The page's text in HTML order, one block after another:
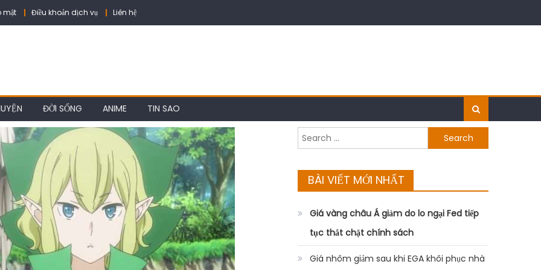
mật Điều khoản dịch vụ Liên hệ
ĐỜI SỐNG ANIME TIN SAO
Search
for:
BÀI VIẾT MỚI NHẤT
Giá vàng châu Á giảm do lo ngại Fed tiếp
tục thắt chặt chính sách
Giá nhôm giảm sau khi EGA khôi phục nhà